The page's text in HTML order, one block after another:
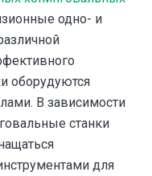
одно- и
оборудуются
В зависимости
станки
для